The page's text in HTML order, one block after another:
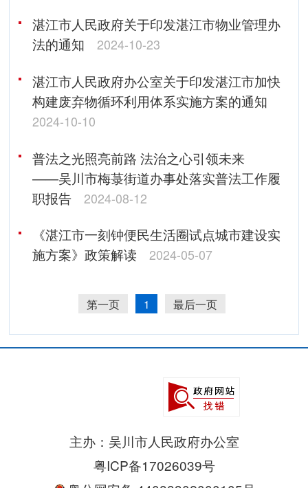
湛江市人民政府关于印发湛江市物业管理办
法的通知
2024-10-23
湛江市人民政府办公室关于印发湛江市加快
构建废弃物循环利用体系实施方案的通知
2024-10-10
普法之光照亮前路 法治之心引领未来
——吴川市梅菉街道办事处落实普法工作履
职报告
2024-08-12
《湛江市一刻钟便民生活圈试点城市建设实
施方案》政策解读
2024-05-07
第一页 1 最后一页
主办：吴川市人民政府办公室
粤ICP备17026039号